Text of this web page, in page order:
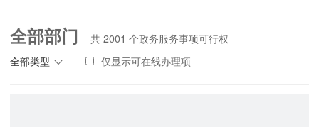
全部部门
全部类型
共2001 个政务服务事项可行权
仅显示可在线办理项